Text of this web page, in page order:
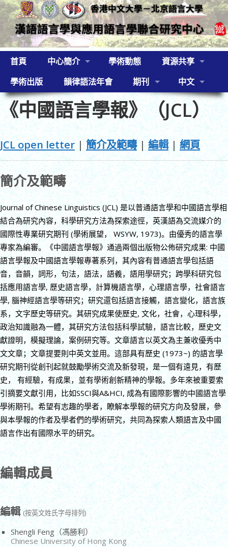
首頁 中心簡介 學術動態
資源共享
學術出版
韻律語法年會 期刊 中文
《中國語言學報》（JCL）
JCL open letter | 簡介及範疇| 編輯| 網頁
簡介及範疇
Journal of Chinese Linguistics (JCL) 是以普通語言學和中國語言學相
結合為研究內容，科學研究方法為探索途徑，英漢語為交流媒介的
國際性專業研究期刊 (學術展望， WSYW, 1973)。由優秀的語言學
專家為編審。《中國語言學報》通過兩個出版物公佈研究成果: 中國
語言學報及中國語言學報專著系列，其內容有普通語言學包括語
音，音韻，詞形，句法，語法，語義，語用學研究；跨學科研究包
括應用語言學, 歷史語言學，計算機語言學，心理語言學，社會語言
學, 腦神經語言學等研究；研究還包括語言接觸，語言變化，語言族
系，文字歷史等研究。其研究成果使歷史, 文化，社會，心理科學，
政治知識融為一體，其研究方法包括科學試驗，語言比較，歷史文
獻證明，模擬理論，案例研究等。文章語言以英文為主兼收優秀中
文文章；文章提要則中英文並用。這部具有歷史 (1973~) 的語言學
研究期刊從創刊起就鼓勵學術交流及新發現，是一個有遠見，有歷
史， 有經驗，有成果，並有學術創新精神的學報。多年來被重要索
引摘要文獻引用，比如SSCI與A&HCI, 成為有國際影響的中國語言學
學術期刊。希望有志趣的學者，瞭解本學報的研究方向及發展，參
與本學報的作者及學者們的學術研究，共同為探索人類語言及中國
語言作出有國際水平的研究。
編輯成員
編輯 (按英文姓氏字母排列)
Shengli Feng（馮勝利）
Chinese University of Hong Kong